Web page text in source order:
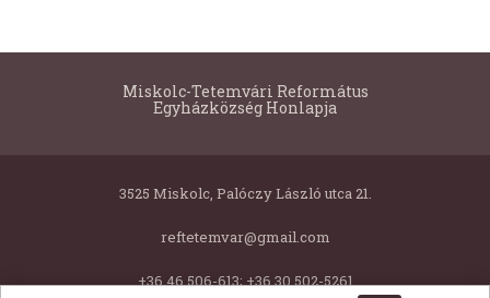
Miskolc-Tetemvári Református
Egyházközség Honlapja
3525 Miskolc, Palóczy László utca 21.
reftetemvar@gmail.com
+36 46 506-613; +36 30 502-5261